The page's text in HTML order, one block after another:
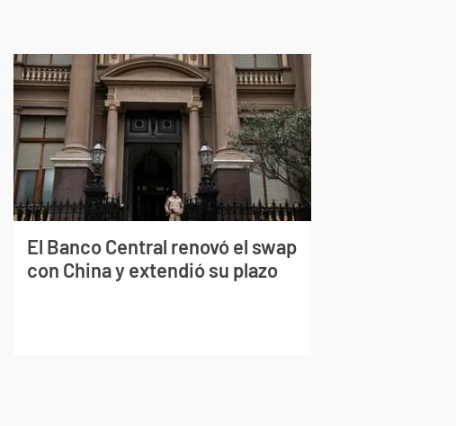
El Banco Central renovó el swap
con China y extendió su plazo